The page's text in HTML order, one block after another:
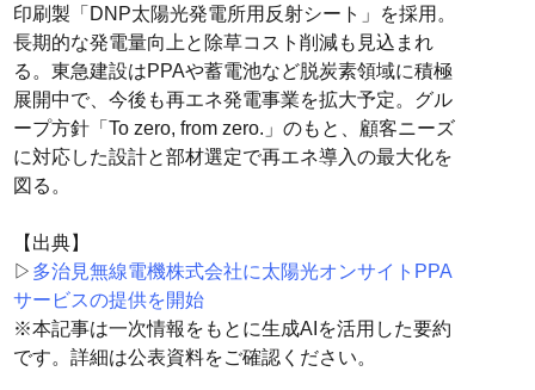
印刷製「DNP太陽光発電所用反射シート」を採用。
長期的な発電量向上と除草コスト削減も見込まれ
る。東急建設はPPAや蓄電池など脱炭素領域に積極
展開中で、今後も再エネ発電事業を拡大予定。グル
ープ方針「To zero, from zero.」のもと、顧客ニーズ
に対応した設計と部材選定で再エネ導入の最大化を
図る。
【出典】
▷ 多治見無線電機株式会社に太陽光オンサイトPPA
サービスの提供を開始
※本記事は一次情報をもとに生成AIを活用した要約
です。詳細は公表資料をご確認ください。